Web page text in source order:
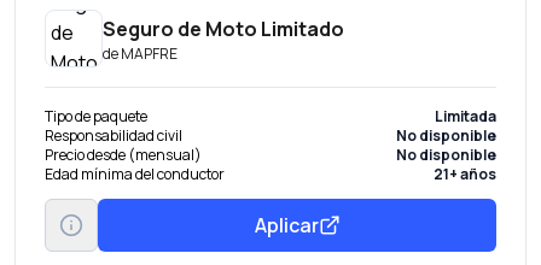
Seguro de Moto Limitado
deMAPFRE
Tipo de paquete
Limitada
Responsabilidad civil
No disponible
Precio desde (mensual)
No disponible
Edad mínima del conductor
21+ años
Aplicar